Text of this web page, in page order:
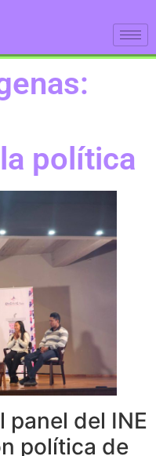
política
panel del INE
política de